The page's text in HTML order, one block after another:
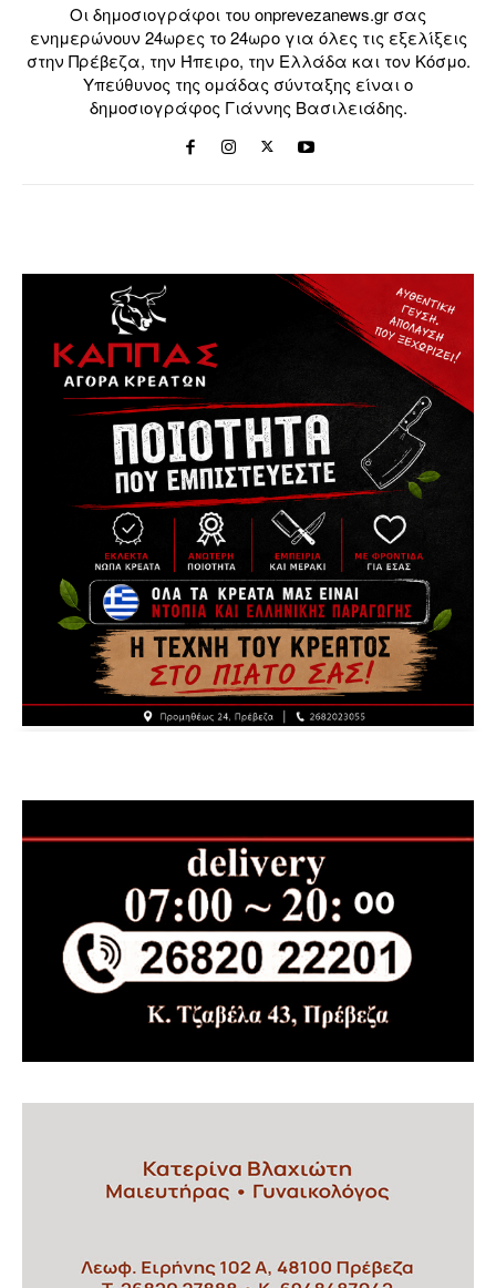
Οι δημοσιογράφοι του onprevezanews.gr σας
ενημερώνουν 24ωρες το 24ωρο για όλες τις εξελίξεις
στην Πρέβεζα, την Ήπειρο, την Ελλάδα και τον Κόσμο.
Υπεύθυνος της ομάδας σύνταξης είναι ο
δημοσιογράφος Γιάννης Βασιλειάδης.